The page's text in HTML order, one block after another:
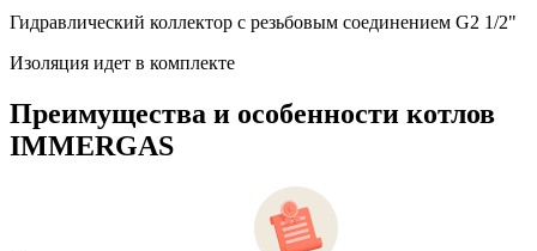
Гидравлический коллектор с резьбовым соединением G2 1/2"
Изоляция идет в комплекте
Преимущества и особенности котлов
IMMERGAS